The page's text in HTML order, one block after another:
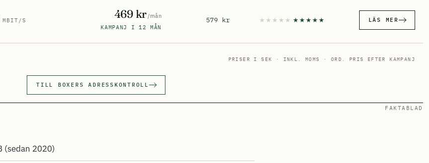
MBIT/S 469 kr /mån
KAMPANJ I 12 MÅN
579 kr LÄS MER
PRISER I SEK · INKL. MOMS · ORD. PRIS EFTER KAMPANJ
TILL BOXERS ADRESSKONTROLL
FAKTABLAD
(sedan 2020)